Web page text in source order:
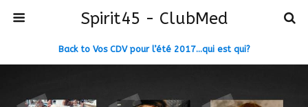
Spirit45 - ClubMed
Back to Vos CDV pour l’été 2017…qui est qui?